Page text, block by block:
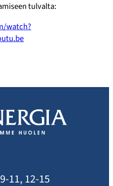
tulvalta:
watch?
11, 12-15